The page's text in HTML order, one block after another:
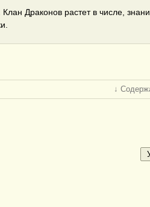
Драконов растет в числе,
↓